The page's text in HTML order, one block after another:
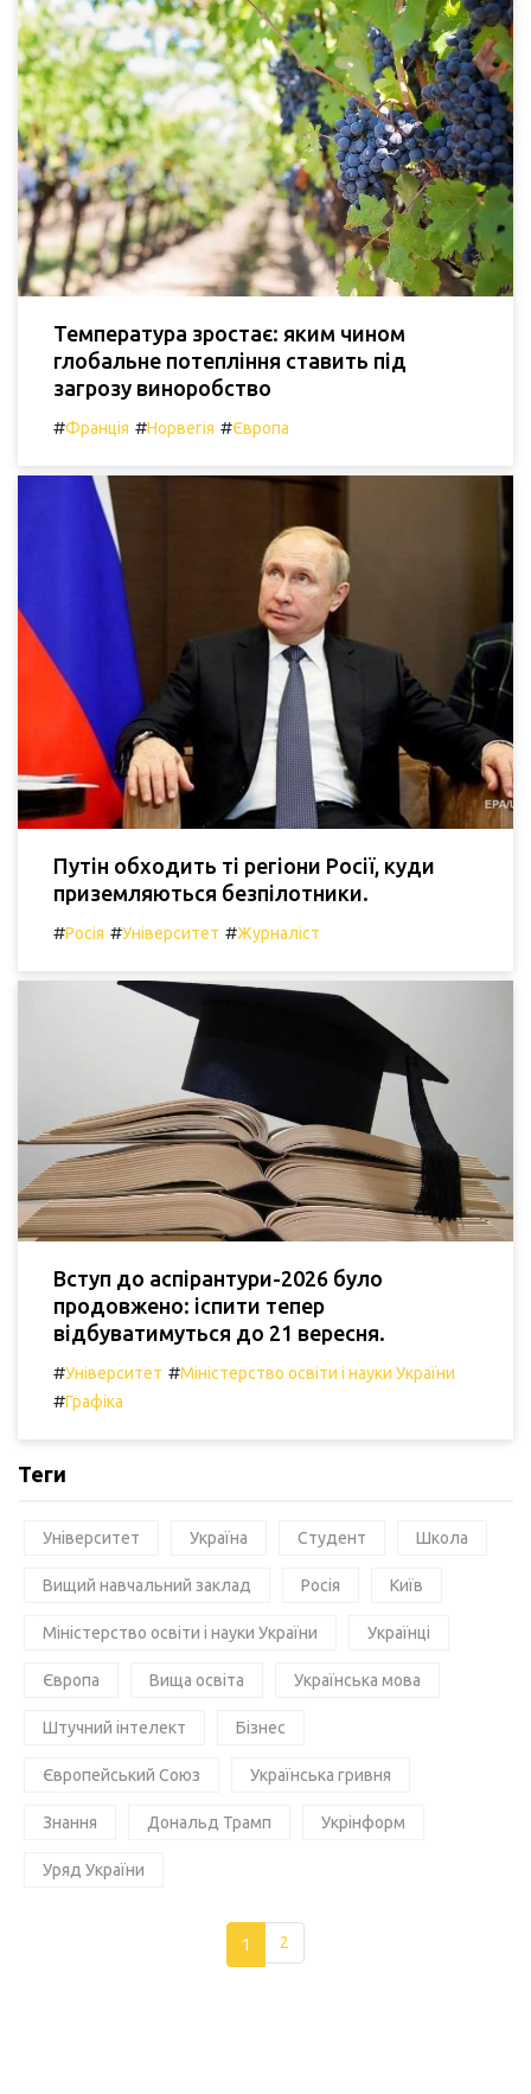
Температура зростає: яким чином
глобальне потепління ставить під
загрозу виноробство
#Франція #Норвегія #Європа
Путін обходить ті регіони Росії, куди
приземляються безпілотники.
#Росія #Університет #Журналіст
Вступ до аспірантури-2026 було
продовжено: іспити тепер
відбуватимуться до 21 вересня.
#Університет #Міністерство освіти і науки України
#Графіка
Теги
Університет Україна Студент Школа
Вищий навчальний заклад Росія Київ
Міністерство освіти і науки України Українці
Європа Вища освіта Українська мова
Штучний інтелект Бізнес
Європейський Союз Українська гривня
Знання Дональд Трамп Укрінформ
Уряд України
1 2